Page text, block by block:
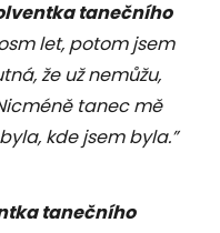
tanečního
let, potom jsem
že už nemůžu,
tanec mě
kde jsem byla.”
tanečního